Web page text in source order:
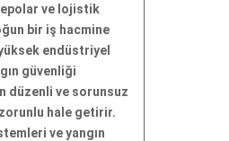
ve lojistik
bir iş hacmine
endüstriyel
güvenliği
düzenli ve sorunsuz
zorunlu hale getirir.
ve yangın